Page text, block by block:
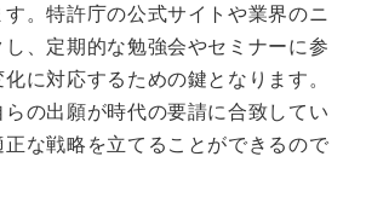
。特許庁の公式サイトや業界のニ
、定期的な勉強会やセミナーに参
に対応するための鍵となります。
の出願が時代の要請に合致してい
正な戦略を立てることができるので